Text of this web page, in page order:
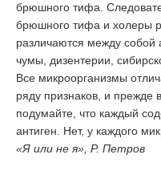
брюшного тифа.
брюшного тифа и холеры
различаются между собой
чумы, дизентерии,
Все микроорганизмы
ряду признаков, и прежде
подумайте, что каждый
антиген. Нет, у каждого
«Я или не я», Р. Петров